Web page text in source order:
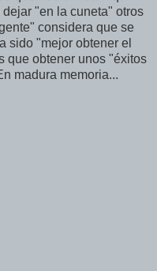
"en la cuneta" otros
considera que se
sido "mejor obtener el
que obtener unos "éxitos
madura memoria...